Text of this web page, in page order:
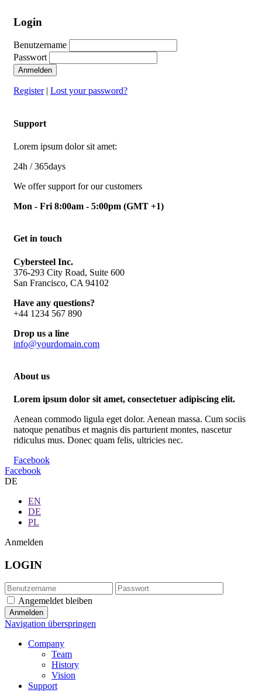
Login
Benutzername
Passwort
Anmelden
Register| Lost your password?
Support
Lorem ipsum dolor sit amet:
24h / 365days
We offer support for our customers
Mon - Fri 8:00am - 5:00pm (GMT +1)
Get in touch
Cybersteel Inc.
376-293 City Road, Suite 600
San Francisco, CA 94102
Have any questions?
+44 1234 567 890
Drop us a line
info@yourdomain.com
About us
Lorem ipsum dolor sit amet, consectetuer adipiscing elit.
Aenean commodo ligula eget dolor. Aenean massa. Cum sociis
natoque penatibus et magnis dis parturient montes, nascetur
ridiculus mus. Donec quam felis, ultricies nec.
Facebook
Facebook
DE
EN
DE
PL
Anmelden
LOGIN
Angemeldet bleiben
Navigation überspringen
Company
Team
History
Vision
Support